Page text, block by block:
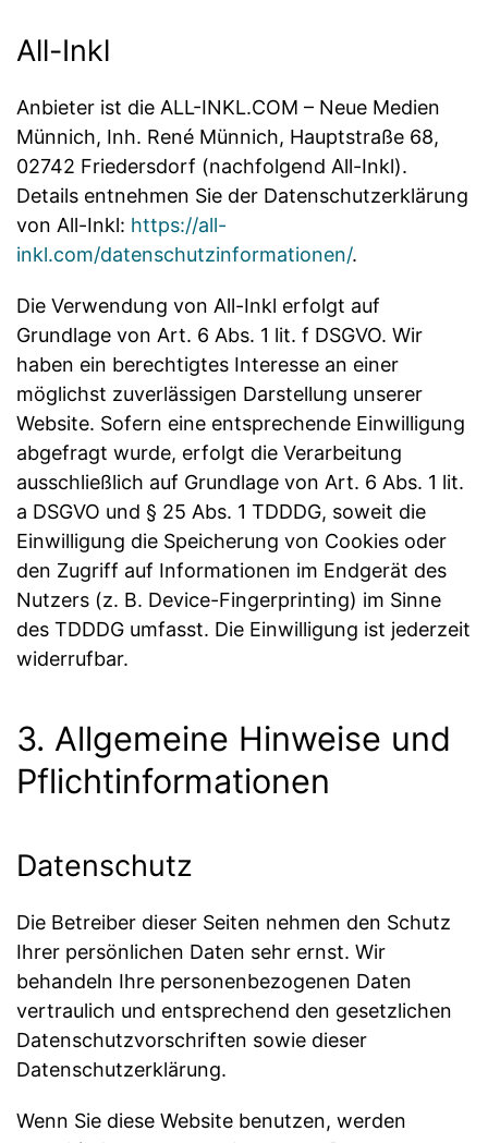
All-Inkl
Anbieter ist die ALL-INKL.COM – Neue Medien
Münnich, Inh. René Münnich, Hauptstraße 68,
02742 Friedersdorf (nachfolgend All-Inkl).
Details entnehmen Sie der Datenschutzerklärung
von All-Inkl: https://all-
inkl.com/datenschutzinformationen/.
Die Verwendung von All-Inkl erfolgt auf
Grundlage von Art. 6 Abs. 1 lit. f DSGVO. Wir
haben ein berechtigtes Interesse an einer
möglichst zuverlässigen Darstellung unserer
Website. Sofern eine entsprechende Einwilligung
abgefragt wurde, erfolgt die Verarbeitung
ausschließlich auf Grundlage von Art. 6 Abs. 1 lit.
a DSGVO und § 25 Abs. 1 TDDDG, soweit die
Einwilligung die Speicherung von Cookies oder
den Zugriff auf Informationen im Endgerät des
Nutzers (z. B. Device-Fingerprinting) im Sinne
des TDDDG umfasst. Die Einwilligung ist jederzeit
widerrufbar.
3. Allgemeine Hinweise und
Pflicht­informationen
Datenschutz
Die Betreiber dieser Seiten nehmen den Schutz
Ihrer persönlichen Daten sehr ernst. Wir
behandeln Ihre personenbezogenen Daten
vertraulich und entsprechend den gesetzlichen
Datenschutzvorschriften sowie dieser
Datenschutzerklärung.
Wenn Sie diese Website benutzen, werden